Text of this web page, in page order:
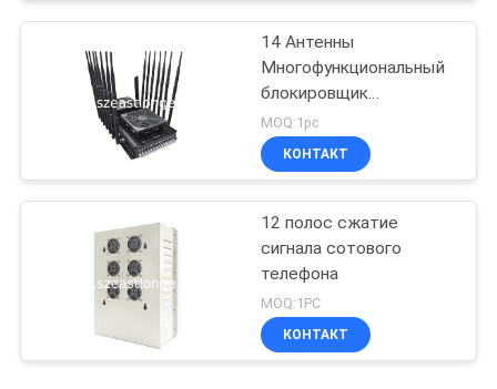
14 Антенны
Многофункциональный
блокировщик
мобильных телефонов
GPS VHF UHF
Интерференция 5-80m
MOQ:1pc
КОНТАКТ
12 полос сжатие
сигнала сотового
телефона
MOQ:1PC
КОНТАКТ